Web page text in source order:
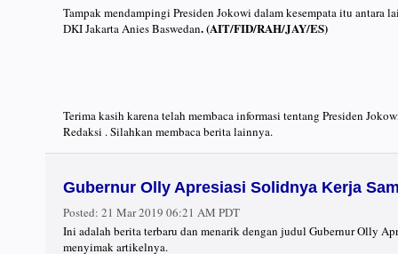
Tampak mendampingi Presiden Jokowi dalam kesempata itu
DKI Jakarta Anies Baswedan. (AIT/FID/RAH/JAY/ES)
Terima kasih karena telah membaca informasi tentang Presiden
Redaksi . Silahkan membaca berita lainnya.
Gubernur Olly Apresiasi Solidnya Kerja
Posted: 21 Mar 2019 06:21 AM PDT
Ini adalah berita terbaru dan menarik dengan judul Gubernur Olly
menyimak artikelnya.